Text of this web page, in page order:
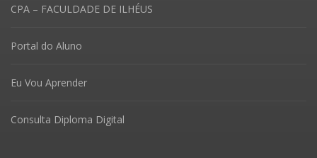
CPA – FACULDADE DE ILHÉUS
Portal do Aluno
Eu Vou Aprender
Consulta Diploma Digital